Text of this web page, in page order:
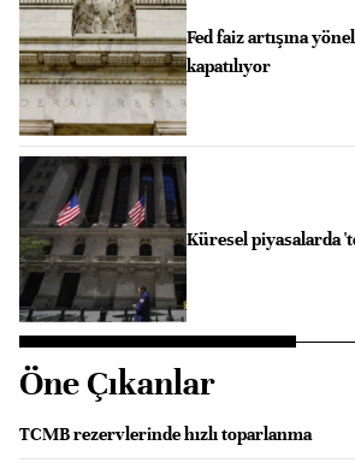
Fed faiz artışına
kapatılıyor
Küresel piyasalarda
Öne Çıkanlar
TCMB rezervlerinde hızlı toparlanma